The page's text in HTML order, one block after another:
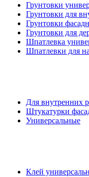
Грунтовки
Грунтовки для
Грунтовки
Грунтовки для
Шпатлевка
Шпатлевки для
Для внутренних
Штукатурки
Универсальные
Клей